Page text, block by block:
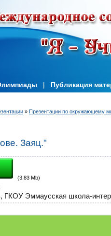
| Публикация
» Презентации по окружающему
Заяц."
(3.83 Mb)
ГКОУ Эммаусская школа-